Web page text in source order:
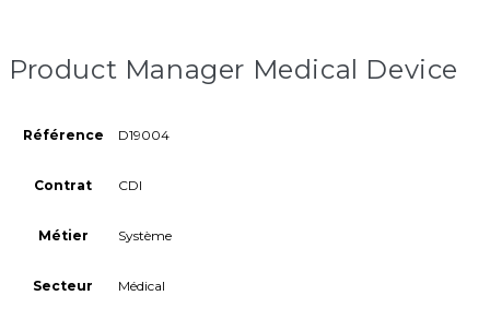
Product Manager Medical Device
Référence D19004
Contrat CDI
Métier Système
Secteur Médical